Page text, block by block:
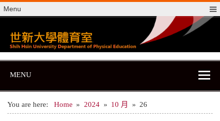
Skip
to
content
Menu
世新大學體育室
世新大學體育室
MENU
You are here: Home 2024 10 月 26